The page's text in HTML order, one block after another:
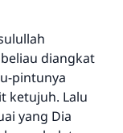
diangkat
pintunya
ketujuh. Lalu
yang Dia